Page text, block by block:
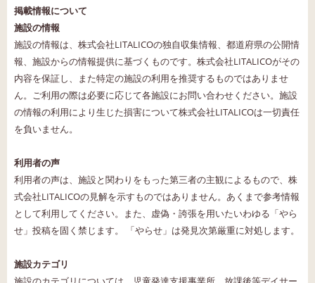
掲載情報について
施設の情報
施設の情報は、株式会社LITALICOの独自収集情報、都道府県の公開情
報、施設からの情報提供に基づくものです。株式会社LITALICOがその
内容を保証し、また特定の施設の利用を推奨するものではありませ
ん。ご利用の際は必要に応じて各施設にお問い合わせください。施設
の情報の利用により生じた損害について株式会社LITALICOは一切責任
を負いません。
利用者の声
利用者の声は、施設と関わりをもった第三者の主観によるもので、株
式会社LITALICOの見解を示すものではありません。あくまで参考情報
として利用してください。また、虚偽・誇張を用いたいわゆる「やら
せ」投稿を固く禁じます。 「やらせ」は発見次第厳重に対処します。
施設カテゴリ